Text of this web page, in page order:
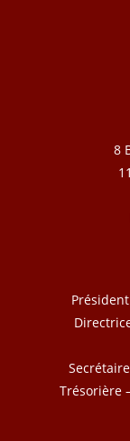
8
Trésorière